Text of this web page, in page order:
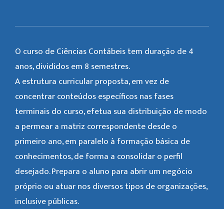
O curso de Ciências Contábeis tem duração de 4
anos, divididos em 8 semestres.
A estrutura curricular proposta, em vez de
concentrar conteúdos específicos nas fases
terminais do curso, efetua sua distribuição de modo
a permear a matriz correspondente desde o
primeiro ano, em paralelo à formação básica de
conhecimentos, de forma a consolidar o perfil
desejado. Prepara o aluno para abrir um negócio
próprio ou atuar nos diversos tipos de organizações,
inclusive públicas.